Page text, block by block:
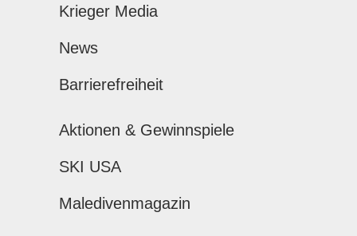
Krieger Media
News
Barrierefreiheit
Aktionen & Gewinnspiele
SKI USA
Maledivenmagazin